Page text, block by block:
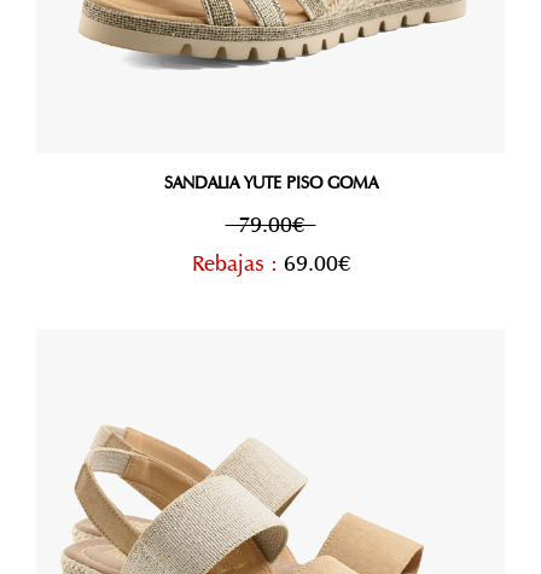
SANDALIA YUTE PISO GOMA
79.00€
Rebajas : 69.00€